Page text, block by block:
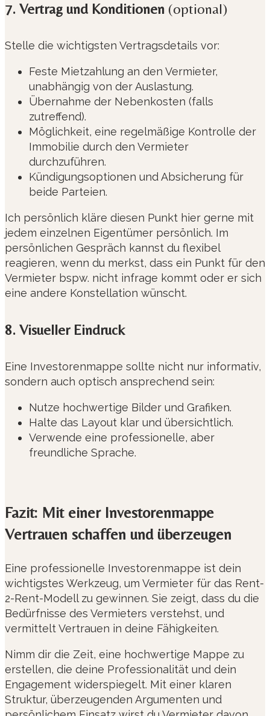
7. Vertrag und Konditionen (optional)
Stelle die wichtigsten Vertragsdetails vor:
Feste Mietzahlung an den Vermieter,
unabhängig von der Auslastung.
Übernahme der Nebenkosten (falls
zutreffend).
Möglichkeit, eine regelmäßige Kontrolle der
Immobilie durch den Vermieter
durchzuführen.
Kündigungsoptionen und Absicherung für
beide Parteien.
Ich persönlich kläre diesen Punkt hier gerne mit
jedem einzelnen Eigentümer persönlich. Im
persönlichen Gespräch kannst du flexibel
reagieren, wenn du merkst, dass ein Punkt für den
Vermieter bspw. nicht infrage kommt oder er sich
eine andere Konstellation wünscht.
8. Visueller Eindruck
Eine Investorenmappe sollte nicht nur informativ,
sondern auch optisch ansprechend sein:
Nutze hochwertige Bilder und Grafiken.
Halte das Layout klar und übersichtlich.
Verwende eine professionelle, aber
freundliche Sprache.
Fazit: Mit einer Investorenmappe
Vertrauen schaffen und überzeugen
Eine professionelle Investorenmappe ist dein
wichtigstes Werkzeug, um Vermieter für das Rent-
2-Rent-Modell zu gewinnen. Sie zeigt, dass du die
Bedürfnisse des Vermieters verstehst, und
vermittelt Vertrauen in deine Fähigkeiten.
Nimm dir die Zeit, eine hochwertige Mappe zu
erstellen, die deine Professionalität und dein
Engagement widerspiegelt. Mit einer klaren
Struktur, überzeugenden Argumenten und